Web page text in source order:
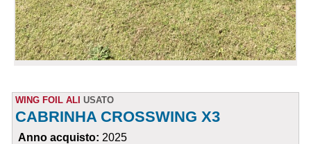
WING FOIL ALI USATO
CABRINHA CROSSWING X3
Anno acquisto: 2025